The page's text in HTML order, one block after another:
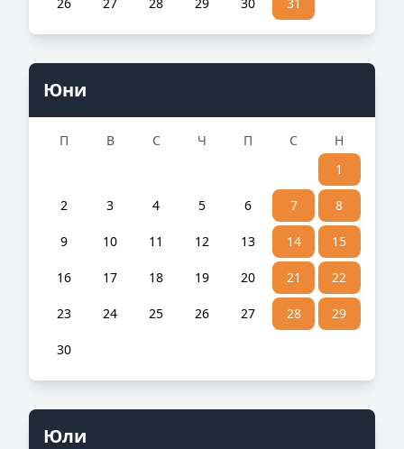
Юни
П В С Ч П С
Н
1
2 3 4 5 6 7 8
9 10 11 12 13 14 15
16 17 18 19 20 21 22
23 24 25 26 27 28 29
30
Юли